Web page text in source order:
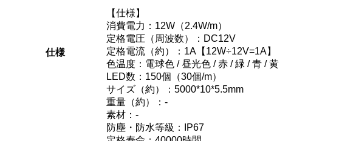
仕様
【仕様】
消費電力：12W（2.4W/m）
定格電圧（周波数）：DC12V
定格電流（約）：1A【12W÷12V=1A】
色温度：電球色 / 昼光色 / 赤 / 緑 / 青 / 黄
LED数：150個（30個/m）
サイズ（約）：5000*10*5.5mm
重量（約）：-
素材：-
防塵・防水等級：IP67